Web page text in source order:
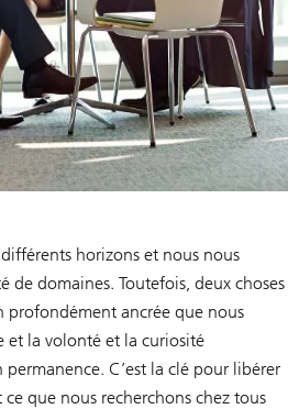
horizons et nous nous
de domaines. Toutefois, deux choses
profondément ancrée que nous
et la volonté et la curiosité
permanence. C’est la clé pour libérer
que nous recherchons chez tous